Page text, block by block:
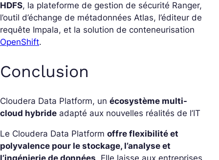
HDFS, la plateforme de gestion de sécurité Ranger,
l’outil d’échange de métadonnées Atlas, l’éditeur de
requête Impala, et la solution de conteneurisation
OpenShift.
Conclusion
Cloudera Data Platform, un écosystème multi-
cloud hybride adapté aux nouvelles réalités de l’IT
Le Cloudera Data Platform offre flexibilité et
polyvalence pour le stockage, l’analyse et